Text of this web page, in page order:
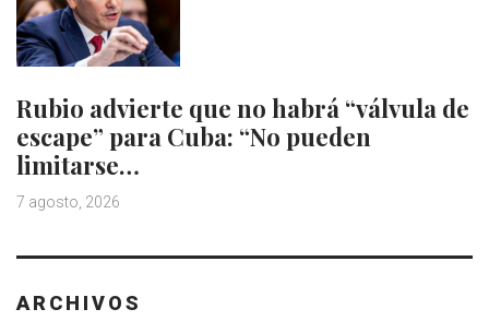
Rubio advierte que no habrá “válvula de
escape” para Cuba: “No pueden
limitarse…
7 agosto, 2026
ARCHIVOS